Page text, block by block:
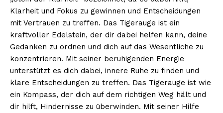
Klarheit und Fokus zu gewinnen und Entscheidungen
mit Vertrauen zu treffen. Das Tigerauge ist ein
kraftvoller Edelstein, der dir dabei helfen kann, deine
Gedanken zu ordnen und dich auf das Wesentliche zu
konzentrieren. Mit seiner beruhigenden Energie
unterstützt es dich dabei, innere Ruhe zu finden und
klare Entscheidungen zu treffen. Das Tigerauge ist wie
ein Kompass, der dich auf dem richtigen Weg hält und
dir hilft, Hindernisse zu überwinden. Mit seiner Hilfe